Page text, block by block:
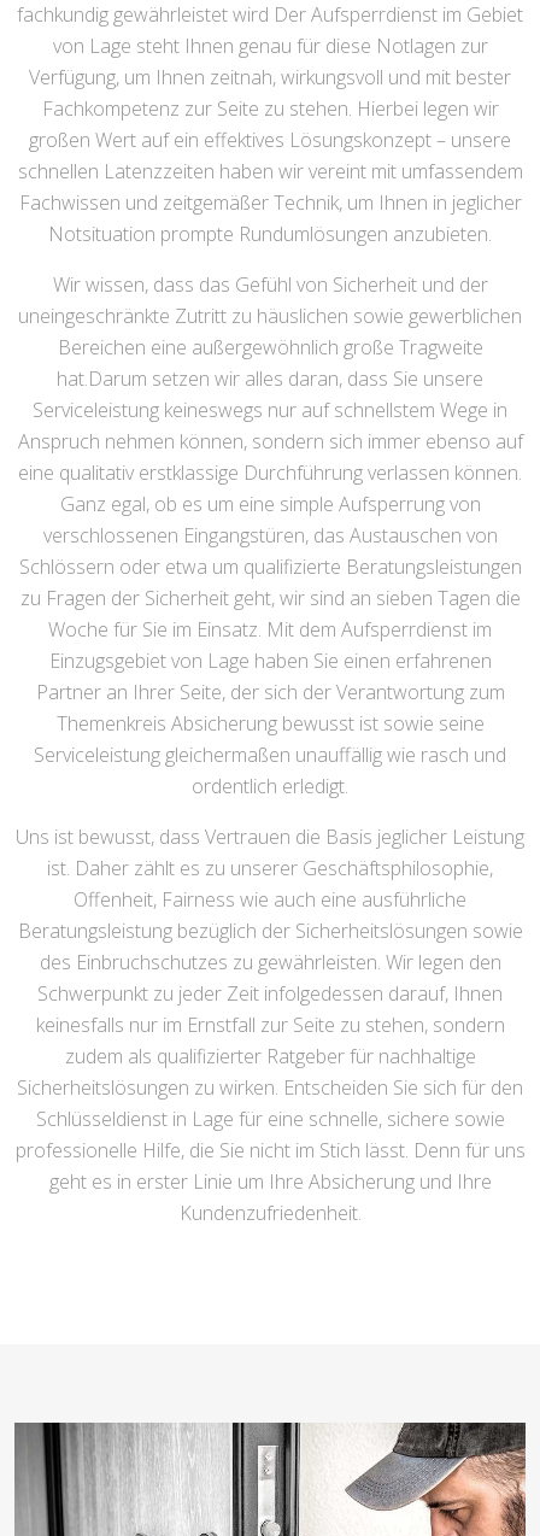
fachkundig gewährleistet wird Der Aufsperrdienst im Gebiet
von Lage steht Ihnen genau für diese Notlagen zur
Verfügung, um Ihnen zeitnah, wirkungsvoll und mit bester
Fachkompetenz zur Seite zu stehen. Hierbei legen wir
großen Wert auf ein effektives Lösungskonzept – unsere
schnellen Latenzzeiten haben wir vereint mit umfassendem
Fachwissen und zeitgemäßer Technik, um Ihnen in jeglicher
Notsituation prompte Rundumlösungen anzubieten.
Wir wissen, dass das Gefühl von Sicherheit und der
uneingeschränkte Zutritt zu häuslichen sowie gewerblichen
Bereichen eine außergewöhnlich große Tragweite
hat.Darum setzen wir alles daran, dass Sie unsere
Serviceleistung keineswegs nur auf schnellstem Wege in
Anspruch nehmen können, sondern sich immer ebenso auf
eine qualitativ erstklassige Durchführung verlassen können.
Ganz egal, ob es um eine simple Aufsperrung von
verschlossenen Eingangstüren, das Austauschen von
Schlössern oder etwa um qualifizierte Beratungsleistungen
zu Fragen der Sicherheit geht, wir sind an sieben Tagen die
Woche für Sie im Einsatz. Mit dem Aufsperrdienst im
Einzugsgebiet von Lage haben Sie einen erfahrenen
Partner an Ihrer Seite, der sich der Verantwortung zum
Themenkreis Absicherung bewusst ist sowie seine
Serviceleistung gleichermaßen unauffällig wie rasch und
ordentlich erledigt.
Uns ist bewusst, dass Vertrauen die Basis jeglicher Leistung
ist. Daher zählt es zu unserer Geschäftsphilosophie,
Offenheit, Fairness wie auch eine ausführliche
Beratungsleistung bezüglich der Sicherheitslösungen sowie
des Einbruchschutzes zu gewährleisten. Wir legen den
Schwerpunkt zu jeder Zeit infolgedessen darauf, Ihnen
keinesfalls nur im Ernstfall zur Seite zu stehen, sondern
zudem als qualifizierter Ratgeber für nachhaltige
Sicherheitslösungen zu wirken. Entscheiden Sie sich für den
Schlüsseldienst in Lage für eine schnelle, sichere sowie
professionelle Hilfe, die Sie nicht im Stich lässt. Denn für uns
geht es in erster Linie um Ihre Absicherung und Ihre
Kundenzufriedenheit.